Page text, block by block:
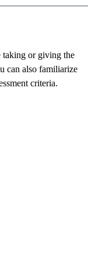
taking or giving the
can also familiarize
criteria.